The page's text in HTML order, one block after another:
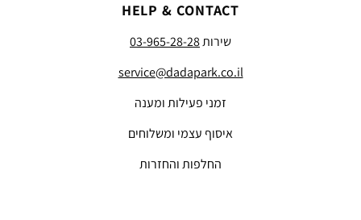
HELP & CONTACT
שירות03-965-28-28
service@dadapark.co.il
זמני פעילות ומענה
איסוף עצמי ומשלוחים
החלפות והחזרות